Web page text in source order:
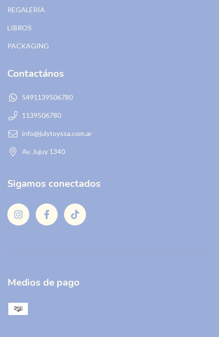
REGALERÍA
LIBROS
PACKAGING
Contactános
5491139506780
1139506780
info@julytoyssa.com.ar
Av. Jujuy 1340
Sigamos conectados
Medios de pago